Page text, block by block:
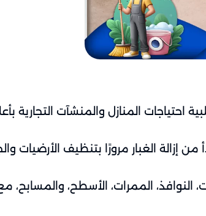
المنازل والمنشآت التجارية
الغبار مرورًا بتنظيف الأرضيات
الممرات، الأسطح، والمسابح، مع